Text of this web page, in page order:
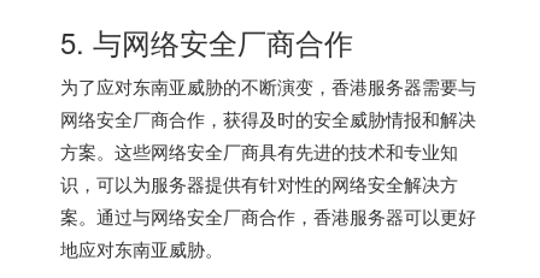
5. 与网络安全厂商合作
为了应对东南亚威胁的不断演变， 香港服务器需要与
网络安全厂商合作，获得及时的安全威胁情报和解决
方案。这些网络安全厂商具有先进的技术和专业知
识，可以为服务器提供有针对性的网络安全解决方
案。通过与网络安全厂商合作，香港服务器可以更好
地应对东南亚威胁。